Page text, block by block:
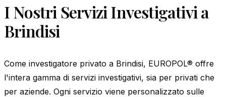
I Nostri Servizi Investigativi a
Brindisi
Come investigatore privato a Brindisi, EUROPOL® offre
l'intera gamma di servizi investigativi, sia per privati che
per aziende. Ogni servizio viene personalizzato sulle